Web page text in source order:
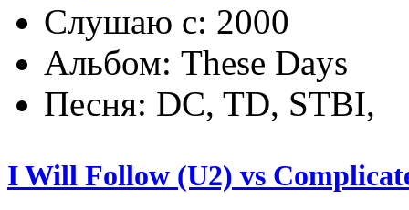
Слушаю с: 2000
Альбом: These Days
Песня: DC, TD, STBI,
I Will Follow (U2) vs